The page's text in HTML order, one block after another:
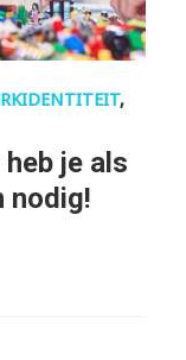
,
je als
nodig!